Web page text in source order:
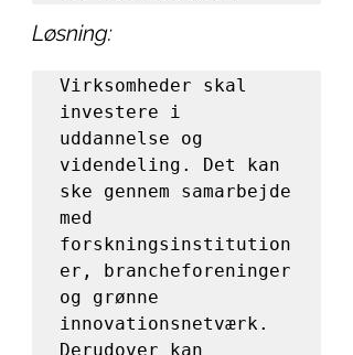
Løsning:
Virksomheder skal
investere i
uddannelse og
videndeling. Det kan
ske gennem samarbejde
med
forskningsinstitution
er, brancheforeninger
og grønne
innovationsnetværk.
Derudover kan